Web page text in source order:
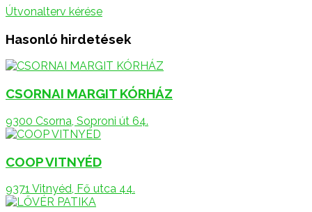
Útvonalterv kérése
Hasonló hirdetések
CSORNAI MARGIT KÓRHÁZ
9300 Csorna, Soproni út 64.
COOP VITNYÉD
9371 Vitnyéd, Fő utca 44.